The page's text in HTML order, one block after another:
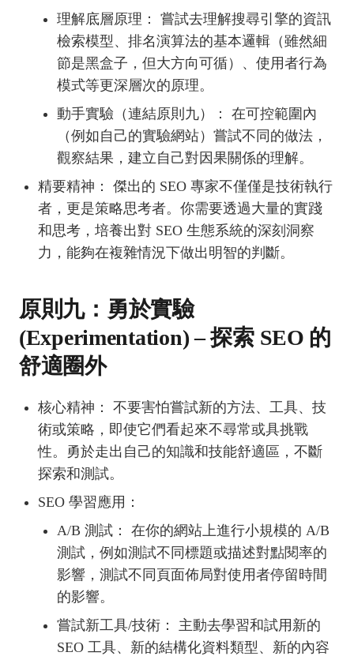
理解底層原理： 嘗試去理解搜尋引擎的資訊
檢索模型、排名演算法的基本邏輯（雖然細
節是黑盒子，但大方向可循）、使用者行為
模式等更深層次的原理。
動手實驗（連結原則九）： 在可控範圍內
（例如自己的實驗網站）嘗試不同的做法，
觀察結果，建立自己對因果關係的理解。
精要精神： 傑出的 SEO 專家不僅僅是技術執行
者，更是策略思考者。你需要透過大量的實踐
和思考，培養出對 SEO 生態系統的深刻洞察
力，能夠在複雜情況下做出明智的判斷。
原則九：勇於實驗
(Experimentation) – 探索 SEO 的
舒適圈外
核心精神： 不要害怕嘗試新的方法、工具、技
術或策略，即使它們看起來不尋常或具挑戰
性。勇於走出自己的知識和技能舒適區，不斷
探索和測試。
SEO 學習應用：
A/B 測試： 在你的網站上進行小規模的 A/B
測試，例如測試不同標題或描述對點閱率的
影響，測試不同頁面佈局對使用者停留時間
的影響。
嘗試新工具/技術： 主動去學習和試用新的
SEO 工具、新的結構化資料類型、新的內容